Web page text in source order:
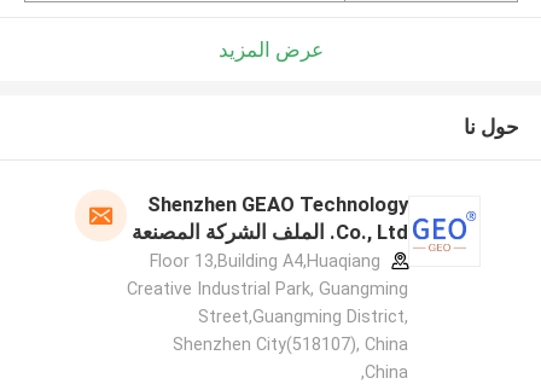
عرض المزيد
حول نا
Shenzhen GEAO Technology
Co., Ltd. الملف الشركة المصنعة
Floor 13,Building A4,Huaqiang
Creative Industrial Park, Guangming
Street,Guangming District,
Shenzhen City(518107), China
,China